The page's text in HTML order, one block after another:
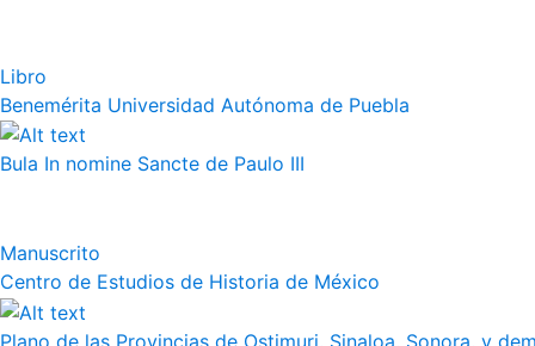
Libro
Benemérita Universidad Autónoma de Puebla
Bula In nomine Sancte de Paulo III
Manuscrito
Centro de Estudios de Historia de México
Plano de las Provincias de Ostimuri, Sinaloa, Sonora, y